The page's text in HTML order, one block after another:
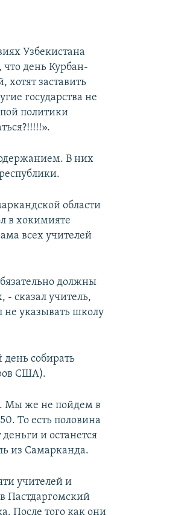
Узбекистана
что день Курбан-
заставить
государства не
политики
В них
области
в хокимияте
всех учителей
должны
- сказал учитель,
не указывать школу
собирать
США).
Мы же не пойдем в
То есть половина
и останется
из Самарканда.
учителей и
Пастдаргомский
После того как они